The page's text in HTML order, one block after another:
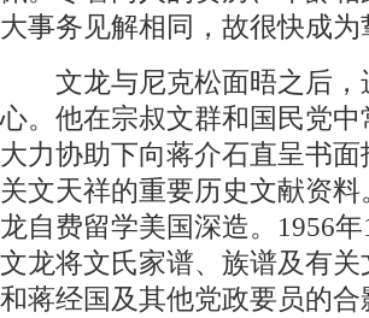
大事务见解相同，故很快成为
文龙与尼克松面晤之后，
心。他在宗叔文群和国民党
大力协助下向蒋介石直呈书
关文天祥的重要历史文献资
龙自费留学美国深造。1956
文龙将文氏家谱、族谱及有
和蒋经国及其他党政要员的